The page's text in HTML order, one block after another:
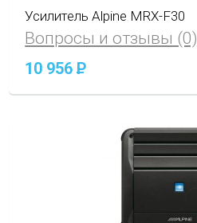
Усилитель Alpine MRX-F30
Вопросы и отзывы (0)
10 956P